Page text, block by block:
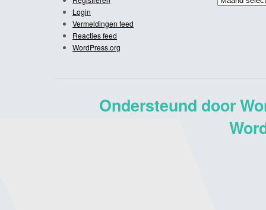
Login
Vermeldingen feed
Reacties feed
WordPress.org
Ondersteund door